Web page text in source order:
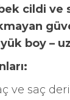
cildi ve
boy –
ve saç